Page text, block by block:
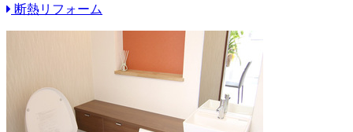
断熱リフォーム